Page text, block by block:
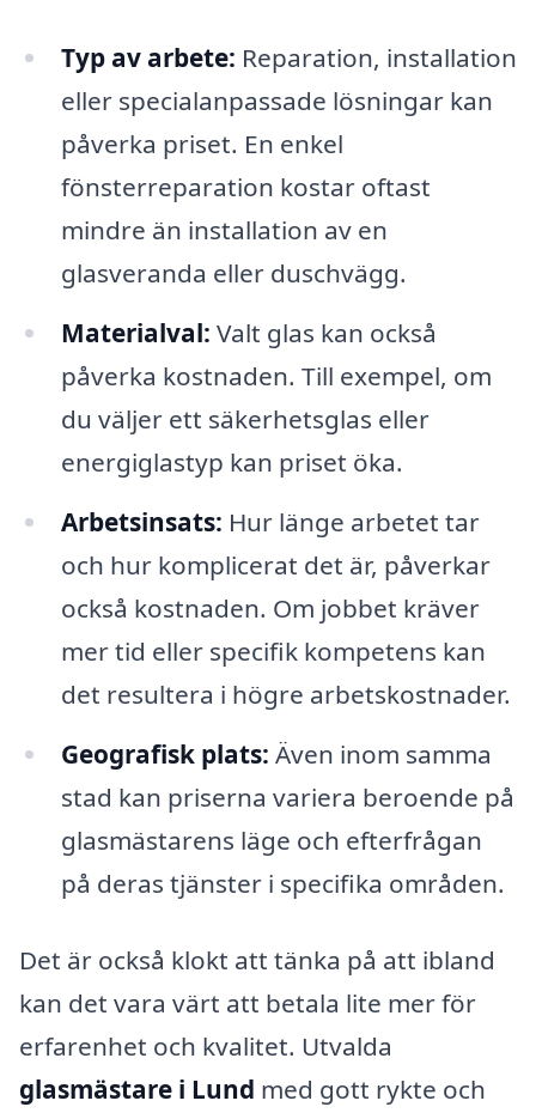
Typ av arbete: Reparation, installation
eller specialanpassade lösningar kan
påverka priset. En enkel
fönsterreparation kostar oftast
mindre än installation av en
glasveranda eller duschvägg.
Materialval: Valt glas kan också
påverka kostnaden. Till exempel, om
du väljer ett säkerhetsglas eller
energiglastyp kan priset öka.
Arbetsinsats: Hur länge arbetet tar
och hur komplicerat det är, påverkar
också kostnaden. Om jobbet kräver
mer tid eller specifik kompetens kan
det resultera i högre arbetskostnader.
Geografisk plats: Även inom samma
stad kan priserna variera beroende på
glasmästarens läge och efterfrågan
på deras tjänster i specifika områden.
Det är också klokt att tänka på att ibland
kan det vara värt att betala lite mer för
erfarenhet och kvalitet. Utvalda
glasmästare i Lund med gott rykte och